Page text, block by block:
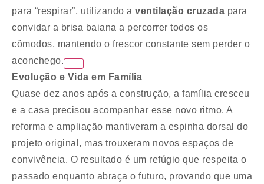
para “respirar”, utilizando a ventilação cruzada para
convidar a brisa baiana a percorrer todos os
cômodos, mantendo o frescor constante sem perder o
aconchego.
Evolução e Vida em Família
Quase dez anos após a construção, a família cresceu
e a casa precisou acompanhar esse novo ritmo. A
reforma e ampliação mantiveram a espinha dorsal do
projeto original, mas trouxeram novos espaços de
convivência. O resultado é um refúgio que respeita o
passado enquanto abraça o futuro, provando que uma